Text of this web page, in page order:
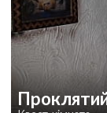
Проклятий